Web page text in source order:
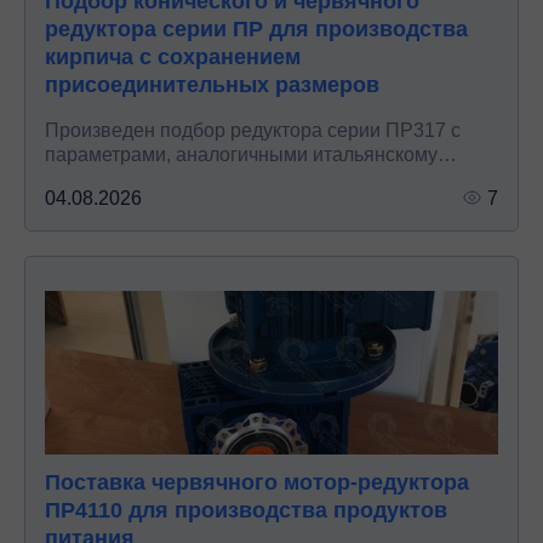
редуктора серии ПР для производства
кирпича с сохранением
присоединительных размеров
Произведен подбор редуктора серии ПР317 с
параметрами, аналогичными итальянскому
совместимости узла в производстве кирпича.
04.08.2026 7
Поставка червячного мотор-редуктора
ПР4110 для производства продуктов
питания